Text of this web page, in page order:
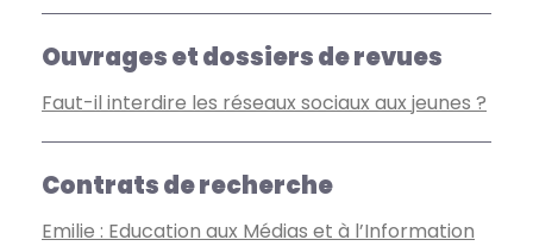
Ouvrages et dossiers de revues
Faut-il interdire les réseaux sociaux aux jeunes ?
Contrats de recherche
Emilie : Education aux Médias et à l’Information